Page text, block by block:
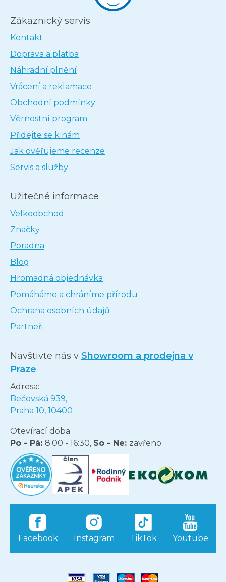
Zákaznický servis
Kontakt
Doprava a platba
Náhradní plnění
Vrácení a reklamace
Obchodní podmínky
Věrnostní program
Přidejte se k nám
Jak ověřujeme recenze
Servis a služby
Užitečné informace
Velkoobchod
Značky
Poradna
Blog
Hromadná objednávka
Pomáháme a chráníme přírodu
Ochrana osobních údajů
Partneři
Navštivte nás v Showroom a prodejna v
Praze
Adresa:
Bečovská 939,
Praha 10, 10400
Otevírací doba
Po - Pá: 8:00 - 16:30, So - Ne: zavřeno
Facebook Instagram TikTok Youtube